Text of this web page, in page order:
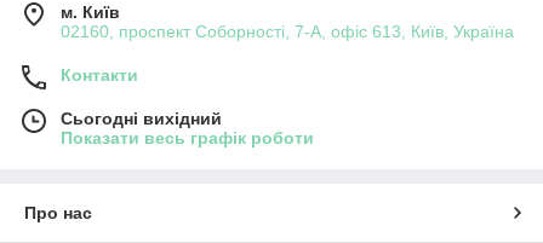
м. Київ
02160, проспект Соборності, 7-А, офіс 613, Київ, Україна
Контакти
Сьогодні вихідний
Показати весь графік роботи
Про нас